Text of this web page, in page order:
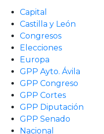
Capital
Castilla y León
Congresos
Elecciones
Europa
GPP Ayto. Ávila
GPP Congreso
GPP Cortes
GPP Diputación
GPP Senado
Nacional